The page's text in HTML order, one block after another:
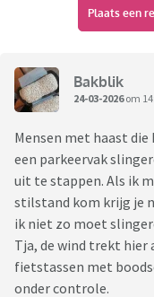
Plaats een
Bakblik
24-03-2026om
Mensen met haast
een parkeervak
uit te stappen. Als ik
stilstand kom krijg je
ik niet zo moet
Tja, de wind trekt hier
fietstassen met
onder controle.